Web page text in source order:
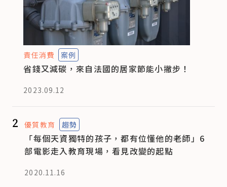
責任消費 案例
省錢又減碳，來自法國的居家節能小撇步！
2023.09.12
2 優質教育 趨勢
「每個天資獨特的孩子，都有位懂他的老師」6
部電影走入教育現場，看見改變的起點
2020.11.16